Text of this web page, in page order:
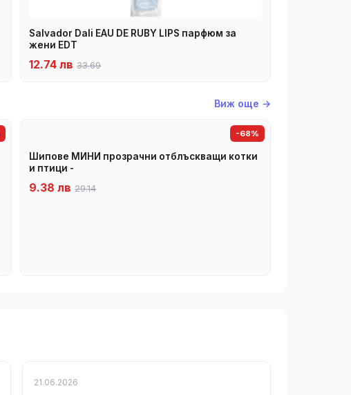
Salvador Dali EAU DE RUBY LIPS парфюм за
жени EDT
12.74 лв 33.69
Виж още →
-68%
Шипове МИНИ прозрачни отблъскващи котки
и птици -
9.38 лв 29.14
21.06.2026